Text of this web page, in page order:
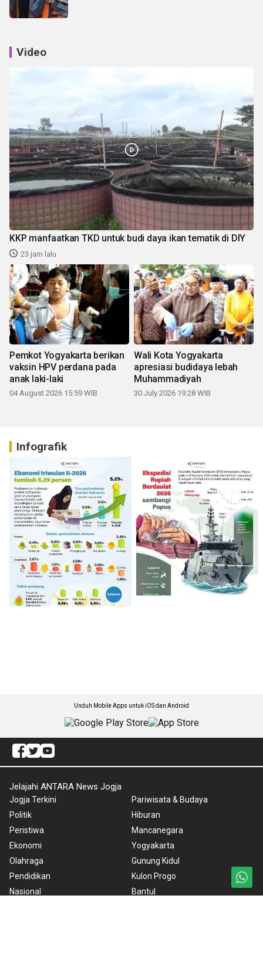
Video
KKP manfaatkan TKD untuk budi daya ikan tematik di DIY
23 jam lalu
Pemkot Yogyakarta berikan
vaksin HPV perdana pada
anak laki-laki
04 August 2026 15:59 WIB
Wali Kota Yogyakarta
apresiasi budidaya lebah
Muhammadiyah
30 July 2026 19:28 WIB
Infografik
Unduh Mobile Apps untuk iOS dan Android
Jelajahi ANTARA News Jogja
Jogja Terkini
Politik
Peristiwa
Ekonomi
Olahraga
Pendidikan
Nasional
Pariwisata & Budaya
Hiburan
Mancanegara
Yogyakarta
Gunung Kidul
Kulon Progo
Bantul